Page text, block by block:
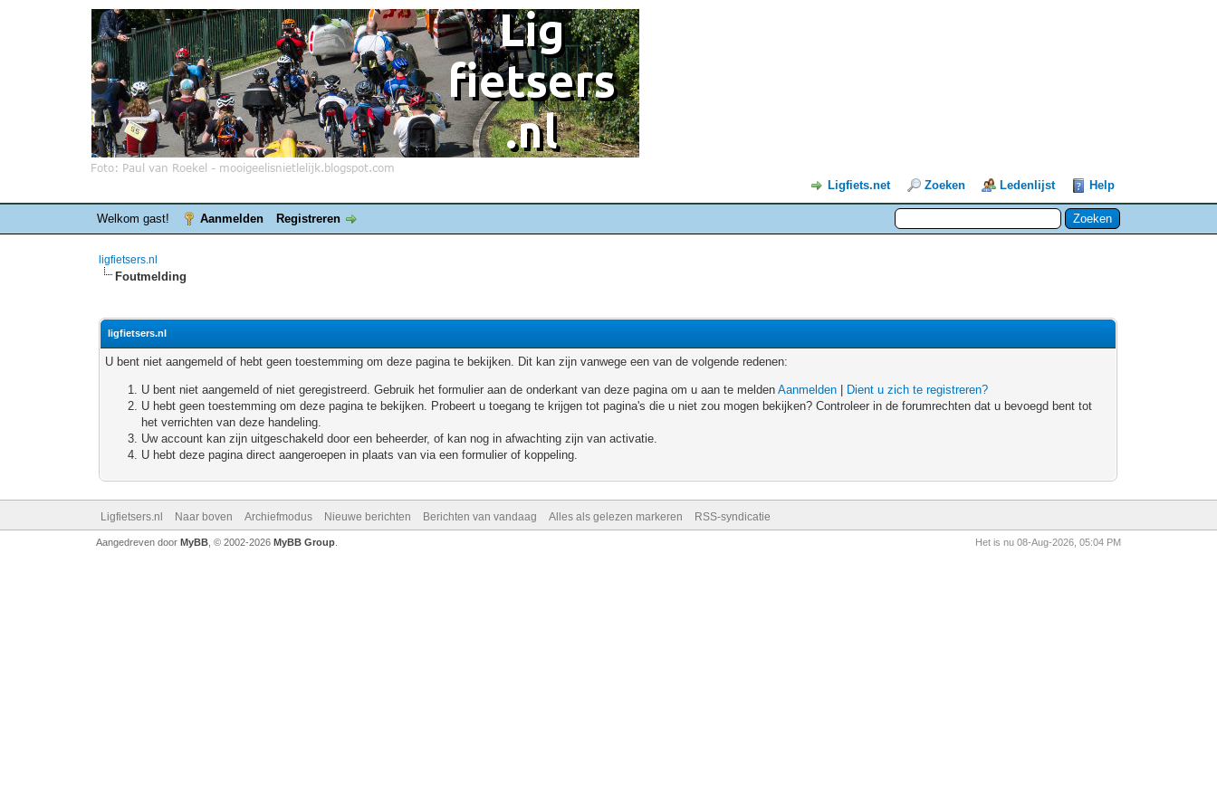
Ligfiets.net Zoeken Ledenlijst Help
Welkom gast! Aanmelden Registreren
ligfietsers.nl
Foutmelding
ligfietsers.nl
U bent niet aangemeld of hebt geen toestemming om deze pagina te bekijken. Dit kan zijn vanwege een van de volgende redenen:
U bent niet aangemeld of niet geregistreerd. Gebruik het formulier aan de onderkant van deze pagina om u aan te meldenAanmelden
Dient u zich te registreren?
U hebt geen toestemming om deze pagina te bekijken. Probeert u toegang te krijgen tot pagina's die u niet zou mogen bekijken? Controleer in de forumrechten dat u bevoegd bent tot
het verrichten van deze handeling.
Uw account kan zijn uitgeschakeld door een beheerder, of kan nog in afwachting zijn van activatie.
U hebt deze pagina direct aangeroepen in plaats van via een formulier of koppeling.
Ligfietsers.nl Naar boven Archiefmodus Nieuwe berichten Berichten van vandaag Alles als gelezen markeren RSS-syndicatie
Het is nu 08-Aug-2026, 05:04 PM
Aangedreven door MyBB, © 2002-2026 MyBB Group.